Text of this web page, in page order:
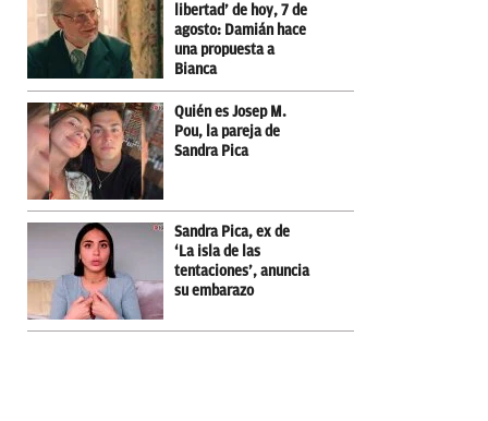
libertad’ de hoy, 7 de
agosto: Damián hace
una propuesta a
Bianca
Quién es Josep M.
Pou, la pareja de
Sandra Pica
Sandra Pica, ex de
‘La isla de las
tentaciones’, anuncia
su embarazo